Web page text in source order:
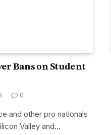
Bans on Student
0
and other pro nationals
Valley and…